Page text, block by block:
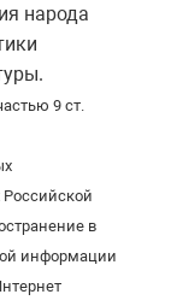
народа
9 ст.
в
информации